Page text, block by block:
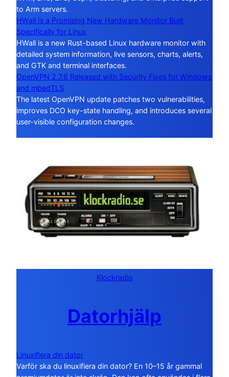
to Arm servers.
HWall Is a Promising New Hardware Monitor Built
Specifically for Linux
HWall is a new Rust-based Linux hardware monitor with
detailed system information, live sensors, charts, alerts,
and GTK and terminal interfaces.
OpenVPN 2.7.6 Released with Security Fixes for Windows
and mbedTLS
The latest OpenVPN update patches two vulnerabilities,
improves DCO key-state handling, and introduces several
user-visible configuration changes.
Klockradio
Datorhjälp
Linuxifiera din dator
Varför ska du linuxifiera din dator? En 10–15 år gammal